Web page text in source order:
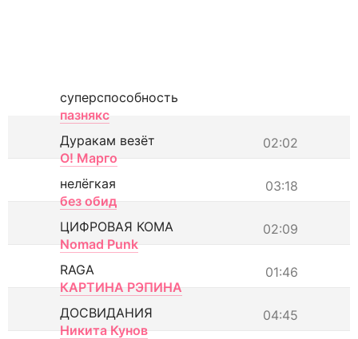
суперспособность
пазнякс
02:02
Дуракам везёт
О! Марго
03:18
нелёгкая
без обид
02:09
ЦИФРОВАЯ КОМА
Nomad Punk
01:46
RAGA
КАРТИНА РЭПИНА
04:45
ДОСВИДАНИЯ
Никита Кунов